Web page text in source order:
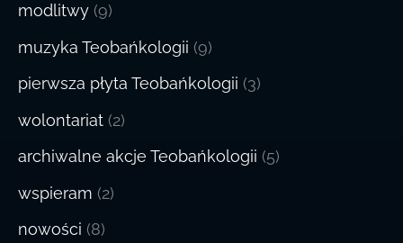
modlitwy (9)
muzyka Teobańkologii (9)
pierwsza płyta Teobańkologii (3)
wolontariat (2)
archiwalne akcje Teobańkologii (5)
wspieram (2)
nowości (8)